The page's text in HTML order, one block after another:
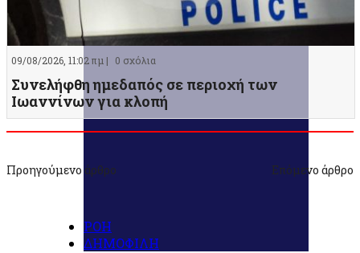
09/08/2026, 11:02 πμ | 0 σχόλια
Συνελήφθη ημεδαπός σε περιοχή των
Ιωαννίνων για κλοπή
Προηγούμενο άρθρο Επόμενο άρθρο
ΡΟΗ
ΔΗΜΟΦΙΛΗ